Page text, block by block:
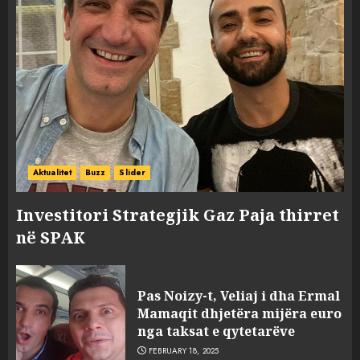
Aktualitet Buzz Slider
Investitori Strategjik Gaz Paja thirret
në SPAK
Pas Noizy-t, Veliaj i dha Ermal
Mamaqit dhjetëra mijëra euro
nga taksat e qytetarëve
FEBRUARY 18, 2025